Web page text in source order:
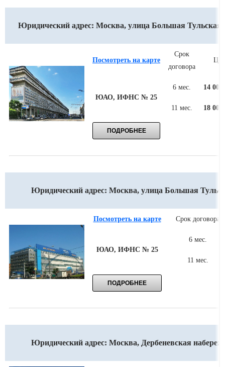
Юридический адрес: Москва, улица Большая Тульская,
Посмотреть на карте
Срок
договора
ЮАО, ИФНС № 25
6 мес. 14
11 мес. 18
Юридический адрес: Москва, улица Большая
Посмотреть на карте Срок договора
ЮАО, ИФНС № 25
6 мес.
11 мес.
Юридический адрес: Москва, Дербеневская